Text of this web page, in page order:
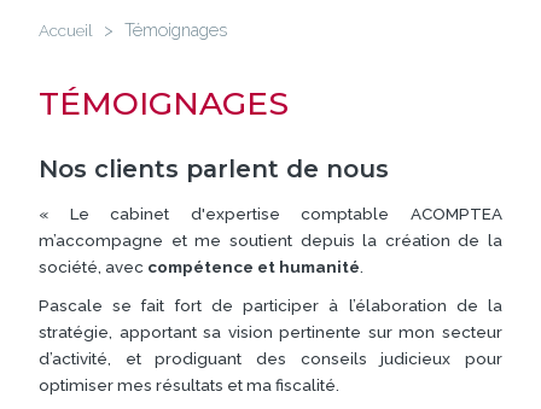
êtesAccueil > Témoignages
TÉMOIGNAGES
Nos clients parlent de nous
« Le cabinet d'expertise comptable ACOMPTEA
m’accompagne et me soutient depuis la création de la
société, avec compétence et humanité
Pascale se fait fort de participer à l’élaboration de la
stratégie, apportant sa vision pertinente sur mon secteur
d’activité, et prodiguant des conseils judicieux pour
optimiser mes résultats et ma fiscalité.